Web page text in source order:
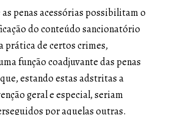
penas acessórias possibilitam o
do conteúdo sancionatório
prática de certos crimes,
função coadjuvante das penas
estando estas adstritas a
geral e especial, seriam
por aquelas outras.